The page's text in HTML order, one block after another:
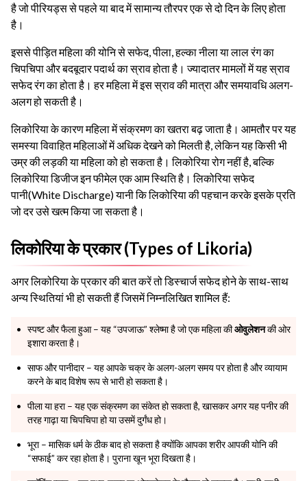
है जो पीरियड्स से पहले या बाद में सामान्य तौरपर एक से दो दिन के लिए होता
है।
इससे पीड़ित महिला की योनि से सफेद, पीला, हल्का नीला या लाल रंग का
चिपचिपा और बदबूदार पदार्थ का स्राव होता है। ज्यादातर मामलों में यह स्राव
सफेद रंग का होता है। हर महिला में इस स्राव की मात्रा और समयावधि अलग-
अलग हो सकती है।
लिकोरिया के कारण महिला में संक्रमण का खतरा बढ़ जाता है। आमतौर पर यह
समस्या विवाहित महिलाओं में अधिक देखने को मिलती है, लेकिन यह किसी भी
उम्र की लड़की या महिला को हो सकता है। लिकोरिया रोग नहीं है, बल्कि
लिकोरिया डिजीज इन फीमेल एक आम स्थिति है। लिकोरिया सफेद
पानी(White Discharge) यानी कि लिकोरिया की पहचान करके इसके प्रति
जो दर उसे खत्म किया जा सकता है।
लिकोरिया के प्रकार (Types of Likoria)
अगर लिकोरिया के प्रकार की बात करें तो डिस्चार्ज सफेद होने के साथ-साथ
अन्य स्थितियां भी हो सकती हैं जिसमें निम्नलिखित शामिल हैं:
स्पष्ट और फैला हुआ – यह “उपजाऊ” श्लेष्मा है जो एक महिला कीओवुलेशनकी ओर
इशारा करता है।
साफ और पानीदार – यह आपके चक्र के अलग-अलग समय पर होता है और व्यायाम
करने के बाद विशेष रूप से भारी हो सकता है।
पीला या हरा – यह एक संक्रमण का संकेत हो सकता है, खासकर अगर यह पनीर की
तरह गाढ़ा या चिपचिपा हो या उसमें दुर्गंध हो।
भूरा – मासिक धर्म के ठीक बाद हो सकता है क्योंकि आपका शरीर आपकी योनि की
“सफाई” कर रहा होता है। पुराना खून भूरा दिखता है।